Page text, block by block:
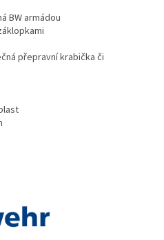
BW armádou
přepravní krabička či